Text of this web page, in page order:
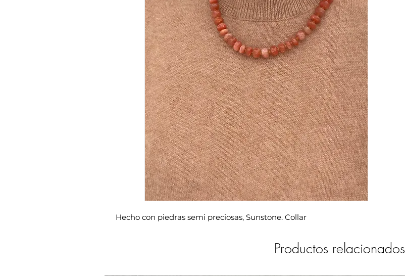
Hecho con piedras semi preciosas, Sunstone. Collar
Productos relacionados